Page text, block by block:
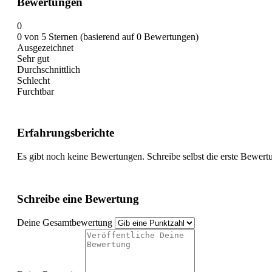
0
0 von 5 Sternen (basierend auf 0 Bewertungen)
Ausgezeichnet
Sehr gut
Durchschnittlich
Schlecht
Furchtbar
Erfahrungsberichte
Es gibt noch keine Bewertungen. Schreibe selbst die erste
Schreibe eine Bewertung
Deine Gesamtbewertung